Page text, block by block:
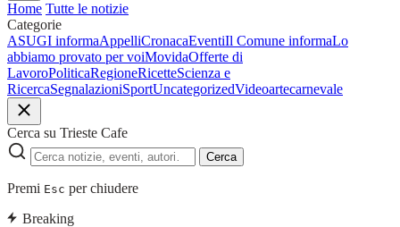
Home Tutte le notizie
Categorie
ASUGI informaAppelliCronacaEventiIl Comune informaLo
abbiamo provato per voiMovidaOfferte di
LavoroPoliticaRegioneRicetteScienza e
RicercaSegnalazioniSportUncategorizedVideoartecarnevale
Cerca su Trieste Cafe
Cerca
Premi Esc per chiudere
Breaking